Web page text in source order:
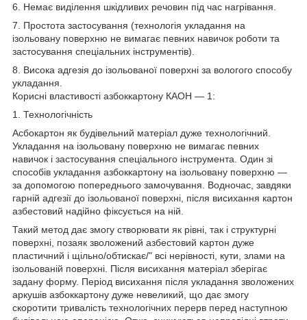
6. Немає виділення шкідливих речовин під час нагрівання.
7. Простота застосування (технологія укладання на
ізольовану поверхню не вимагає певних навичок роботи та
застосування спеціальних інструментів).
8. Висока адгезія до ізольованої поверхні за вологого способу
укладання.
Корисні властивості азбоккартону КАОН — 1:
1. Технологічність
Асбокартон як будівельний матеріал дуже технологічний.
Укладання на ізольовану поверхню не вимагає певних
навичок і застосування спеціального інструмента. Один зі
способів укладання азбоккартону на ізольовану поверхню —
за допомогою попереднього замочування. Водночас, завдяки
гарній адгезії до ізольованої поверхні, після висихання картон
азбестовий надійно фіксується на ній.
Такий метод дає змогу створювати як рівні, так і структурні
поверхні, позаяк зволожений азбестовий картон дуже
пластичний і щільно/обтискає/" всі нерівності, кути, злами на
ізольованій поверхні. Після висихання матеріал зберігає
задану форму. Період висихання після укладання зволожених
аркушів азбоккартону дуже невеликий, що дає змогу
скоротити тривалість технологічних перерв перед наступною